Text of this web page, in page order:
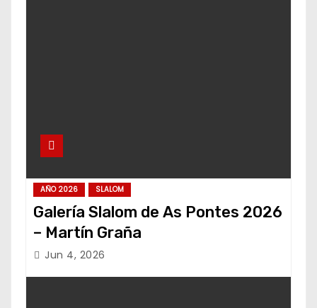
AÑO 2026 SLALOM
Galería Slalom de As Pontes 2026
– Martín Graña
Jun 4, 2026